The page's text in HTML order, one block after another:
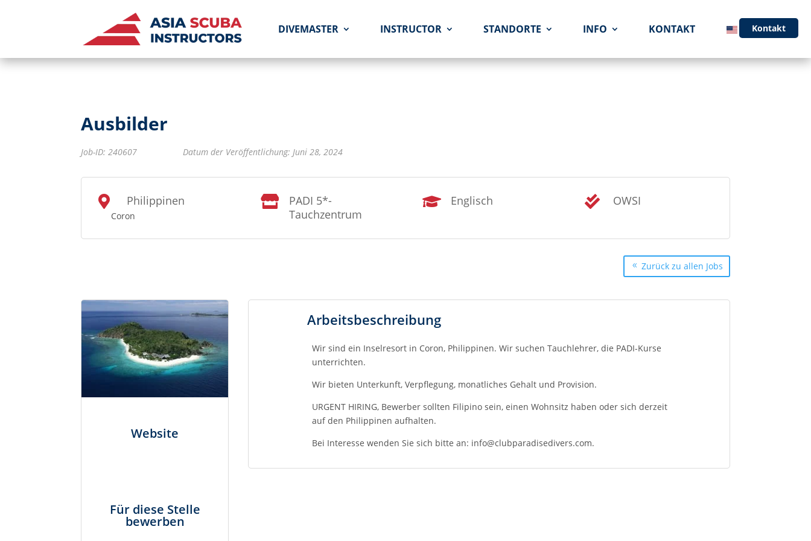
DIVEMASTER INSTRUCTOR STANDORTE INFO KONTAKT Kontakt
Ausbilder
Job-ID:240607 Datum der Veröffentlichung: Juni 28, 2024
 Philippinen
Coron

PADI 5*-
Tauchzentrum
 Englisch  OWSI
Zurück zu allen Jobs
Website
Für diese Stelle
bewerben
Arbeitsbeschreibung
Wir sind ein Inselresort in Coron, Philippinen. Wir suchen Tauchlehrer, die PADI-Kurse
unterrichten.
Wir bieten Unterkunft, Verpflegung, monatliches Gehalt und Provision.
URGENT HIRING, Bewerber sollten Filipino sein, einen Wohnsitz haben oder sich derzeit
auf den Philippinen aufhalten.
Bei Interesse wenden Sie sich bitte an: info@clubparadisedivers.com.